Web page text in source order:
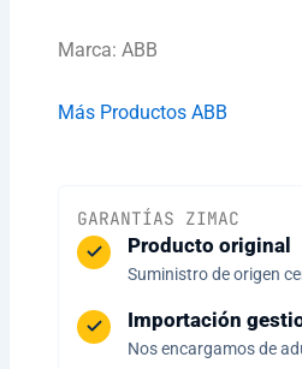
Marca: ABB
Más Productos ABB
GARANTÍAS ZIMAC
Producto original
Suministro de origen
Importación
Nos encargamos de